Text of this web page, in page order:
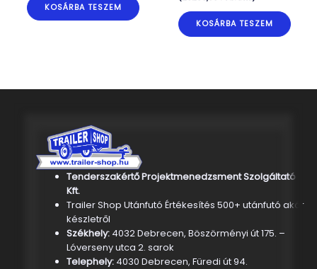
KOSÁRBA TESZEM
KOSÁRBA TESZEM
Tenderszakértő Projektmenedzsment Szolgáltató
Kft.
Trailer Shop Utánfutó Értékesítés 500+ utánfutó akár
készletről
Székhely: 4032 Debrecen, Böszörményi út 175. –
Lóverseny utca 2. sarok
Telephely:4030 Debrecen, Füredi út 94.